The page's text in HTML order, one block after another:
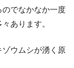
でなかなか一度
あります。
ウムシが湧く原